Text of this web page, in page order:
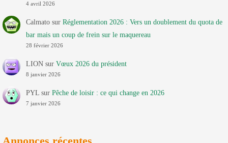
4 avril 2026
Calmatosur Réglementation 2026 : Vers un doublement du quota de
bar mais un coup de frein sur le maquereau
28 février 2026
LIONsur Vœux 2026 du président
8 janvier 2026
PYLsur Pêche de loisir : ce qui change en 2026
7 janvier 2026